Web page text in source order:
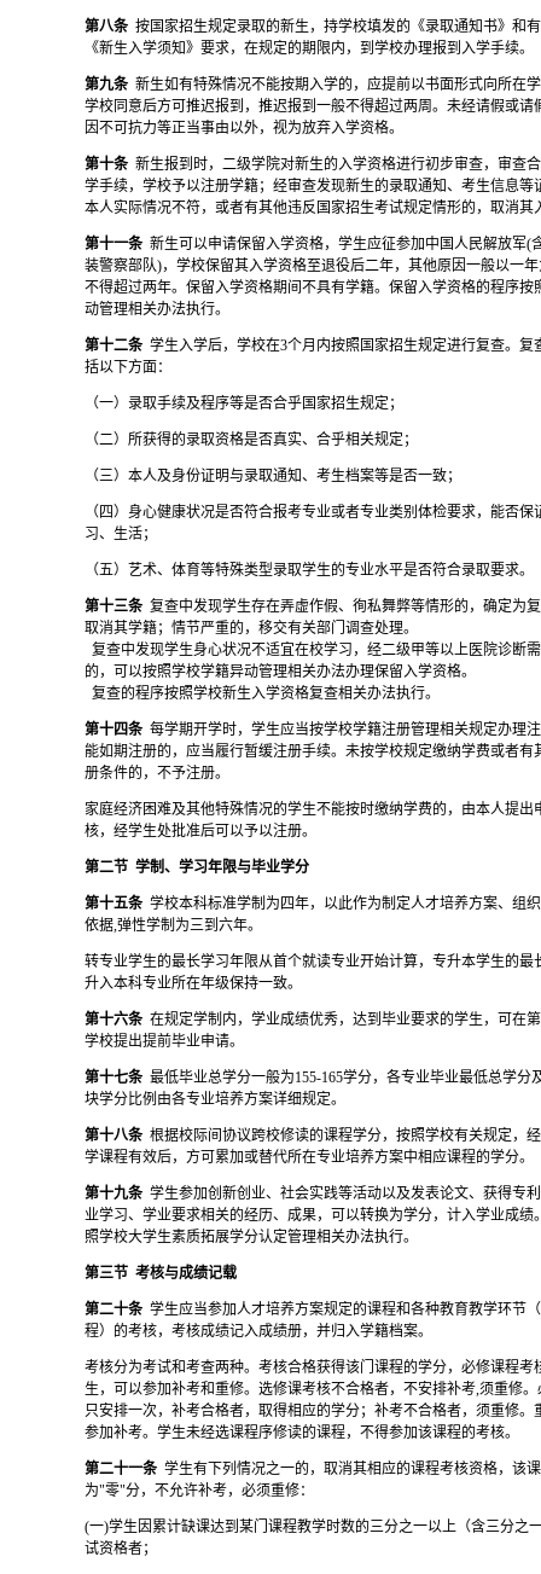
第八条 按国家招生规定录取的新生，持学校填发的《录取通知书》和
《新生入学须知》要求，在规定的期限内，到学校办理报到入学手续。
第九条 新生如有特殊情况不能按期入学的，应提前以书面形式向所在
学校同意后方可推迟报到，推迟报到一般不得超过两周。未经请假或请
因不可抗力等正当事由以外，视为放弃入学资格。
第十条 新生报到时，二级学院对新生的入学资格进行初步审查，审查
学手续，学校予以注册学籍；经审查发现新生的录取通知、考生信息等
本人实际情况不符，或者有其他违反国家招生考试规定情形的，取消其
第十一条 新生可以申请保留入学资格，学生应征参加中国人民解放军(
装警察部队)，学校保留其入学资格至退役后二年，其他原因一般以一
不得超过两年。保留入学资格期间不具有学籍。保留入学资格的程序按
动管理相关办法执行。
第十二条 学生入学后，学校在3个月内按照国家招生规定进行复查。复
括以下方面：
（一）录取手续及程序等是否合乎国家招生规定；
（二）所获得的录取资格是否真实、合乎相关规定；
（三）本人及身份证明与录取通知、考生档案等是否一致；
（四）身心健康状况是否符合报考专业或者专业类别体检要求，能否保
习、生活；
（五）艺术、体育等特殊类型录取学生的专业水平是否符合录取要求。
第十三条 复查中发现学生存在弄虚作假、徇私舞弊等情形的，确定为
取消其学籍；情节严重的，移交有关部门调查处理。
复查中发现学生身心状况不适宜在校学习，经二级甲等以上医院诊断
的，可以按照学校学籍异动管理相关办法办理保留入学资格。
复查的程序按照学校新生入学资格复查相关办法执行。
第十四条 每学期开学时，学生应当按学校学籍注册管理相关规定办理
能如期注册的，应当履行暂缓注册手续。未按学校规定缴纳学费或者有
册条件的，不予注册。
家庭经济困难及其他特殊情况的学生不能按时缴纳学费的，由本人提出
核，经学生处批准后可以予以注册。
第二节 学制、学习年限与毕业学分
第十五条 学校本科标准学制为四年，以此作为制定人才培养方案、组
依据,弹性学制为三到六年。
转专业学生的最长学习年限从首个就读专业开始计算，专升本学生的最
升入本科专业所在年级保持一致。
第十六条 在规定学制内，学业成绩优秀，达到毕业要求的学生，可在
学校提出提前毕业申请。
第十七条 最低毕业总学分一般为155-165学分，各专业毕业最低总学分
块学分比例由各专业培养方案详细规定。
第十八条 根据校际间协议跨校修读的课程学分，按照学校有关规定，
学课程有效后，方可累加或替代所在专业培养方案中相应课程的学分。
第十九条 学生参加创新创业、社会实践等活动以及发表论文、获得专
业学习、学业要求相关的经历、成果，可以转换为学分，计入学业成绩
照学校大学生素质拓展学分认定管理相关办法执行。
第三节 考核与成绩记载
第二十条 学生应当参加人才培养方案规定的课程和各种教育教学环节
程）的考核，考核成绩记入成绩册，并归入学籍档案。
考核分为考试和考查两种。考核合格获得该门课程的学分，必修课程考
生，可以参加补考和重修。选修课考核不合格者，不安排补考,须重修
只安排一次，补考合格者，取得相应的学分；补考不合格者，须重修。
参加补考。学生未经选课程序修读的课程，不得参加该课程的考核。
第二十一条 学生有下列情况之一的，取消其相应的课程考核资格，该
为"零"分，不允许补考，必须重修：
(一)学生因累计缺课达到某门课程教学时数的三分之一以上（含三分之
试资格者；